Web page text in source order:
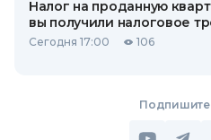
Налог на проданную
вы получили налоговое
Сегодня 17:00 106